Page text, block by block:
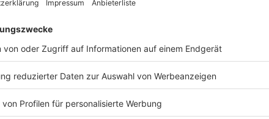
dass die Zahl der im Berufsregister
Wirtschaftsprüferpraxen stetig
864; 2019: 845) in 473 Netzwerken (2020: 458;
https://www.luenendonk.de abrufbaren Studie
des Marktforschungsunternehmens Lünendonk
verschärften Regulierung und der schwierigen
2022 mit einem Zuwachs von im Mittel 4,3 %.
Wachstum in Höhe von 2,5–10 % geprägt sein,
stammten die Prognosewerte aus der
auch den Beitrag